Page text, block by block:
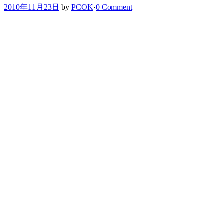
2010年11月23日 by PCOK·0 Comment